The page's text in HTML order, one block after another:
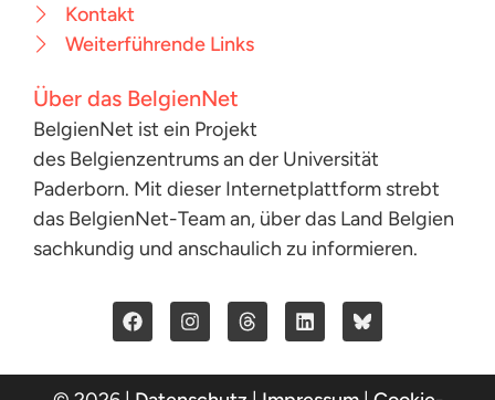
Kontakt
Weiterführende Links
Über das BelgienNet
BelgienNet ist ein Projekt
des Belgienzentrums an der Universität
Paderborn. Mit dieser Internetplattform strebt
das BelgienNet-Team an, über das Land Belgien
sachkundig und anschaulich zu informieren.